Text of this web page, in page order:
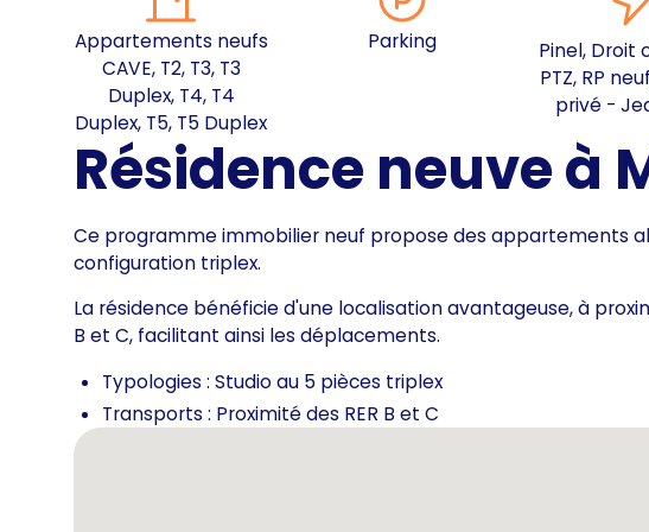
Appartements neufs
CAVE, T2, T3, T3
Duplex, T4, T4
Duplex, T5, T5 Duplex
Parking
Pinel, Droit
PTZ, RP
privé -
Résidence neuve à
Ce programme immobilier neuf propose des appartements
configuration triplex.
La résidence bénéficie d'une localisation avantageuse, à
B et C, facilitant ainsi les déplacements.
Typologies : Studio au 5 pièces triplex
Transports : Proximité des RER B et C